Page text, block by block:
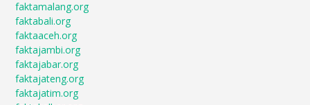
faktamalang.org
faktabali.org
faktaaceh.org
faktajambi.org
faktajabar.org
faktajateng.org
faktajatim.org